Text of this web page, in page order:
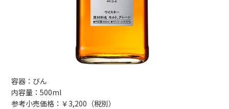
容器：びん
内容量：500ml
参考小売価格：￥3,200（税別）